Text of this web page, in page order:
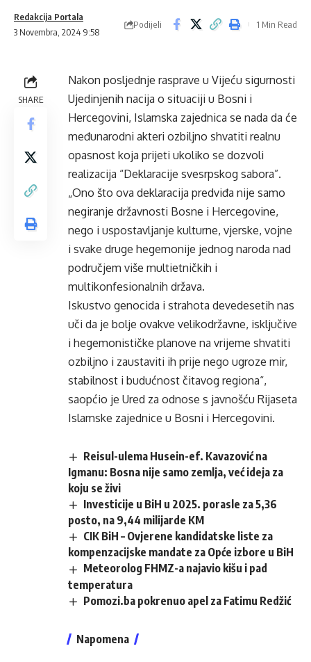
3 Novembra, 2024 9:58
Redakcija Portala
Podijeli 1 Min Read
SHARE
Nakon posljednje rasprave u Vijeću sigurnosti
Ujedinjenih nacija o situaciji u Bosni i
Hercegovini, Islamska zajednica se nada da će
međunarodni akteri ozbiljno shvatiti realnu
opasnost koja prijeti ukoliko se dozvoli
realizacija “Deklaracije svesrpskog sabora”.
„Ono što ova deklaracija predviđa nije samo
negiranje državnosti Bosne i Hercegovine,
nego i uspostavljanje kulturne, vjerske, vojne
i svake druge hegemonije jednog naroda nad
područjem više multietničkih i
multikonfesionalnih država.
Iskustvo genocida i strahota devedesetih nas
uči da je bolje ovakve velikodržavne, isključive
i hegemonističke planove na vrijeme shvatiti
ozbiljno i zaustaviti ih prije nego ugroze mir,
stabilnost i budućnost čitavog regiona“,
saopćio je Ured za odnose s javnošću Rijaseta
Islamske zajednice u Bosni i Hercegovini.
Reisul-ulema Husein-ef. Kavazović na
Igmanu: Bosna nije samo zemlja, već ideja za
koju se živi
Investicije u BiH u 2025. porasle za 5,36
posto, na 9,44 milijarde KM
CIK BiH – Ovjerene kandidatske liste za
kompenzacijske mandate za Opće izbore u BiH
Meteorolog FHMZ-a najavio kišu i pad
temperatura
Pomozi.ba pokrenuo apel za Fatimu Redžić
Napomena